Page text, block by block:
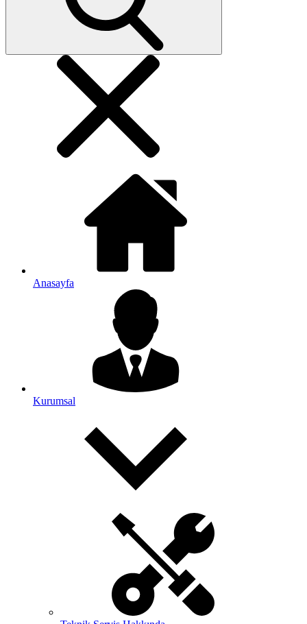
Anasayfa
Kurumsal